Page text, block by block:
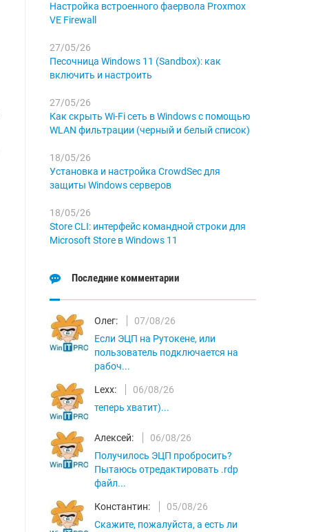
Настройка встроенного фаервола Proxmox
VE Firewall
27/05/26
Песочница Windows 11 (Sandbox): как
включить и настроить
27/05/26
Как скрыть Wi-Fi сеть в Windows с помощью
WLAN фильтрации (черный и белый список)
18/05/26
Установка и настройка CrowdSec для
защиты Windows серверов
18/05/26
Store CLI: интерфейс командной строки для
Microsoft Store в Windows 11
Последние комментарии
Олег:
07/08/26
Если ЭЦП на Рутокене, или
пользователь подключается на
рабоч...
Lexx:
06/08/26
теперь хватит)...
Алексей:
06/08/26
Получилось ЭЦП пробросить?
Пытаюсь отредактировать .rdp
файл...
Константин:
05/08/26
Скажите, пожалуйста, а есть ли